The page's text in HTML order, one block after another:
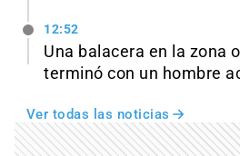
12:52
Una balacera en la zona
terminó con un hombre
Ver todas las noticias